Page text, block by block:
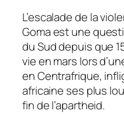
L’escalade de la
Goma est une
du Sud depuis que
vie en mars lors
en Centrafrique,
africaine ses plus
fin de l’apartheid.